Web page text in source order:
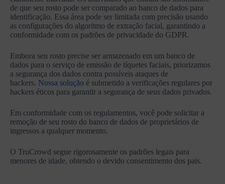
de que seu rosto pode ser comparado ao banco de dados para
identificação. Essa área pode ser limitada com precisão usando
as configurações do algoritmo de extração facial, garantindo a
conformidade com os padrões de privacidade do GDPR.
Embora seu rosto precise ser armazenado em um banco de
dados para o serviço de emissão de tíquetes faciais, priorizamos
a segurança dos dados contra possíveis ataques de
hackers. Nossa solução é submetido a verificações regulares por
hackers éticos para garantir a segurança de seus dados privados.
Em conformidade com os regulamentos, você pode solicitar a
remoção de seu rosto do banco de dados de proprietários de
ingressos a qualquer momento.
O TruCrowd segue rigorosamente os padrões legais para
menores de idade, obtendo o devido consentimento dos pais.